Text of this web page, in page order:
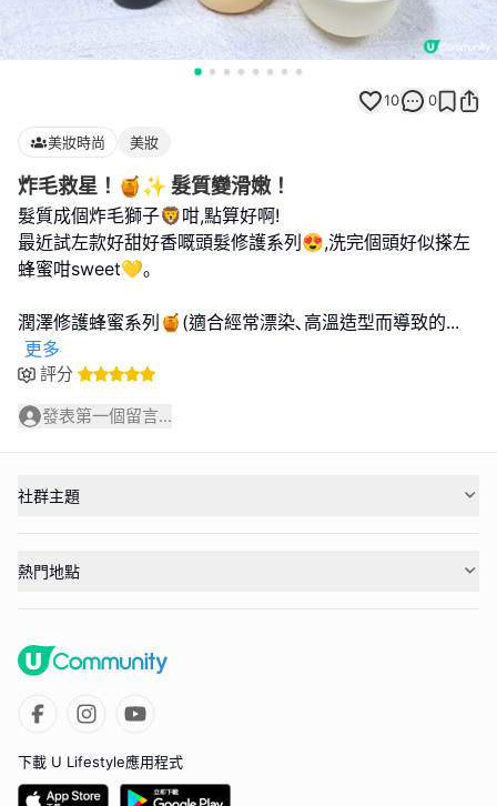
10 0
美妝時尚 美妝
炸毛救星！🍯✨ 髮質變滑嫩！
髮質成個炸毛獅子🦁咁,點算好啊!
最近試左款好甜好香嘅頭髮修護系列😍,洗完個頭好似搽左
蜂蜜咁sweet💛｡
潤澤修護蜂蜜系列🍯(適合經常漂染､高溫造型而導致的...
更多
評分
發表第一個留言...
社群主題
熱門地點
下載 U Lifestyle應用程式